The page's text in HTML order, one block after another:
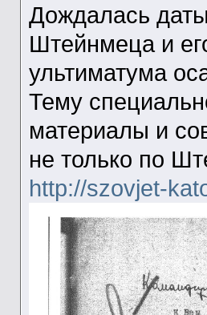
Дождалась
Штейнмеца и
ультиматума
Тему
материалы и
не только по
http://szovjet-